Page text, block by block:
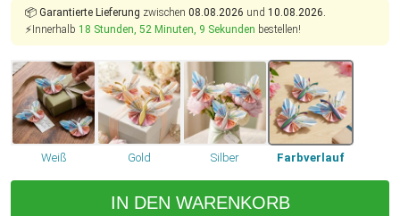
📦 Garantierte Lieferung zwischen 08.08.2026 und 10.08.2026.
⚡Innerhalb 18 Stunden, 52 Minuten, 9 Sekunden bestellen!
Weiß Gold Silber Farbverlauf
IN DEN WARENKORB